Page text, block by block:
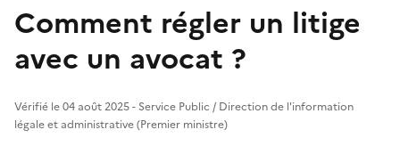
Comment régler un litige
avec un avocat ?
Vérifié le 04 août 2025 - Service Public / Direction de l'information
légale et administrative (Premier ministre)